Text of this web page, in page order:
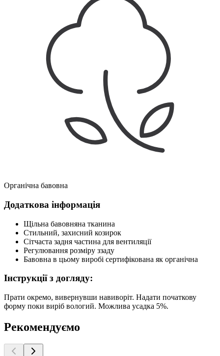
Органічна бавовна
Додаткова інформація
Щільна бавовняна тканина
Стильний, захисний козирок
Сітчаста задня частина для вентиляції
Регулювання розміру ззаду
Бавовна в цьому виробі сертифікована як органічна
Інструкції з догляду:
Прати окремо, вивернувши навиворіт. Надати початкову
форму поки виріб вологий. Можлива усадка 5%.
Рекомендуємо